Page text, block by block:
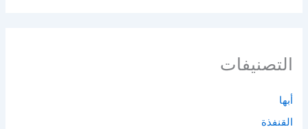
التصنيفات
أبها
القنفذة